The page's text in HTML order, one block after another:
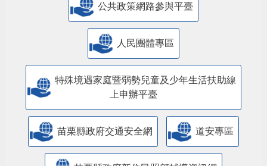
公共政策網路參與平臺
人民團體專區
特殊境遇家庭暨弱勢兒童及少年生活扶助線
上申辦平臺
苗栗縣政府交通安全網 道安專區